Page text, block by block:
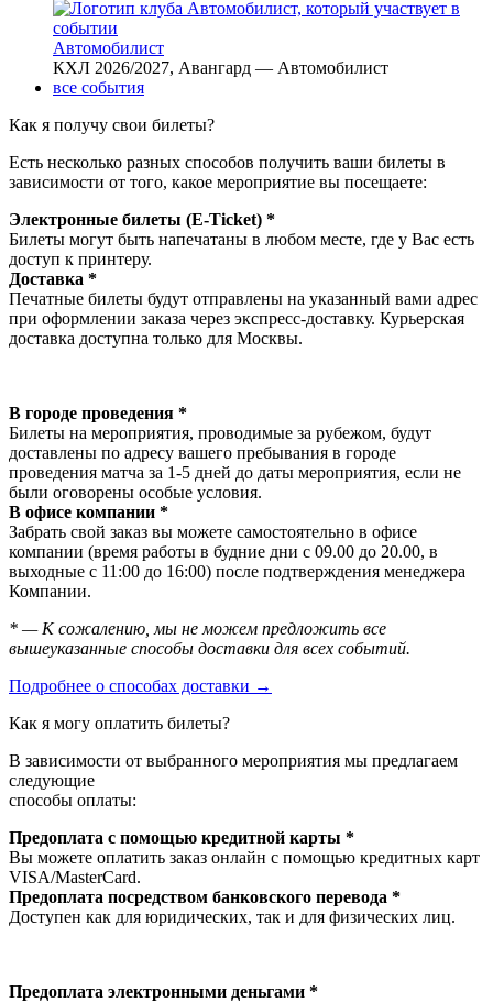
Автомобилист
КХЛ 2026/2027, Авангард — Автомобилист
все события
Как я получу свои билеты?
Есть несколько разных способов получить ваши билеты в
зависимости от того, какое мероприятие вы посещаете:
Электронные билеты (E-Ticket) *
Билеты могут быть напечатаны в любом месте, где у Вас есть
доступ к принтеру.
Доставка *
Печатные билеты будут отправлены на указанный вами адрес
при оформлении заказа через экспресс-доставку. Курьерская
доставка доступна только для Москвы.
В городе проведения *
Билеты на мероприятия, проводимые за рубежом, будут
доставлены по адресу вашего пребывания в городе
проведения матча за 1-5 дней до даты мероприятия, если не
были оговорены особые условия.
В офисе компании *
Забрать свой заказ вы можете самостоятельно в офисе
компании (время работы в будние дни с 09.00 до 20.00, в
выходные с 11:00 до 16:00) после подтверждения менеджера
Компании.
* — К сожалению, мы не можем предложить все
вышеуказанные способы доставки для всех событий.
Подробнее о способах доставки →
Как я могу оплатить билеты?
В зависимости от выбранного мероприятия мы предлагаем
следующие
способы оплаты:
Предоплата с помощью кредитной карты *
Вы можете оплатить заказ онлайн с помощью кредитных карт
VISA/MasterСard.
Предоплата посредством банковского перевода *
Доступен как для юридических, так и для физических лиц.
Предоплата электронными деньгами *